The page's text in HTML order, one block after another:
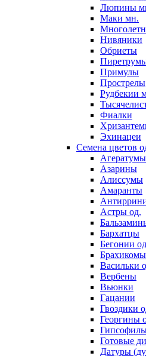
Люпины
Маки мн.
Нивяники
Обриеты
Примулы
Прострелы
Рудбекии
Фиалки
Эхинацеи
Семена цветов
Агератумы
Азарины
Алиссумы
Амаранты
Астры од.
Бархатцы
Бегонии
Брахикомы
Васильки
Вербены
Вьюнки
Гацании
Гвоздики
Георгины
Готовые
Датуры